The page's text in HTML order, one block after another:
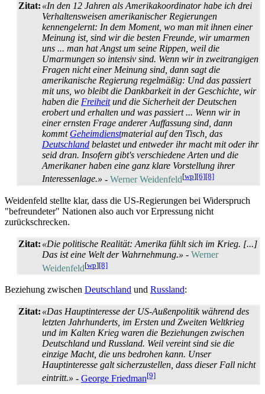
Zitat: «In den 12 Jahren als Amerika­koordinator habe ich drei
Verhaltens­weisen amerikanischer Regierungen
kennengelernt: In dem Moment, wo man mit ihnen einer
Meinung ist, sind wir die besten Freunde, wir umarmen
uns ... man hat Angst um seine Rippen, weil die
Umarmungen so intensiv sind. Wenn wir in zweit­rangigen
Fragen nicht einer Meinung sind, dann sagt die
amerikanische Regierung regelmäßig: Und das passiert
mit uns, wo bleibt die Dankbarkeit in der Geschichte, wir
haben die Freiheitund die Sicherheit der Deutschen
erobert und erhalten und was passiert ... Wenn wir in
einer ernsten Frage anderer Auffassung sind, dann
kommt Geheimdienst­material auf den Tisch, das
Deutschland belastet und entweder ihr macht mit oder ihr
seid dran. Insofern gibt's verschiedene Arten und die
Amerikaner haben eine ganz klare Vorstellung ihrer
Interessenlage.» - Werner Weidenfeld[wp][6][8]
Weidenfeld stellte klar, dass die US-Regierungen bei Widerspruch
"befreundeter" Nationen also auch vor Erpressung nicht
zurückschrecken.
Zitat: «Die politische Realität: Amerika fühlt sich im Krieg. [...]
Das ist eine Welt der Wahrnehmung.» - Werner
Weidenfeld[wp][8]
Beziehung zwischen Deutschland und Russland:
Zitat: «Das Hauptinteresse der US-Außenpolitik während des
letzten Jahrhunderts, im Ersten und Zweiten Weltkrieg
und im Kalten Krieg waren die Beziehungen zwischen
Deutschland und Russland. Weil vereint sind sie die
einzige Macht, die uns bedrohen kann. Unser
Hauptinteresse galt sicherzustellen, dass dieser Fall nicht
eintritt.» - George Friedman[9]